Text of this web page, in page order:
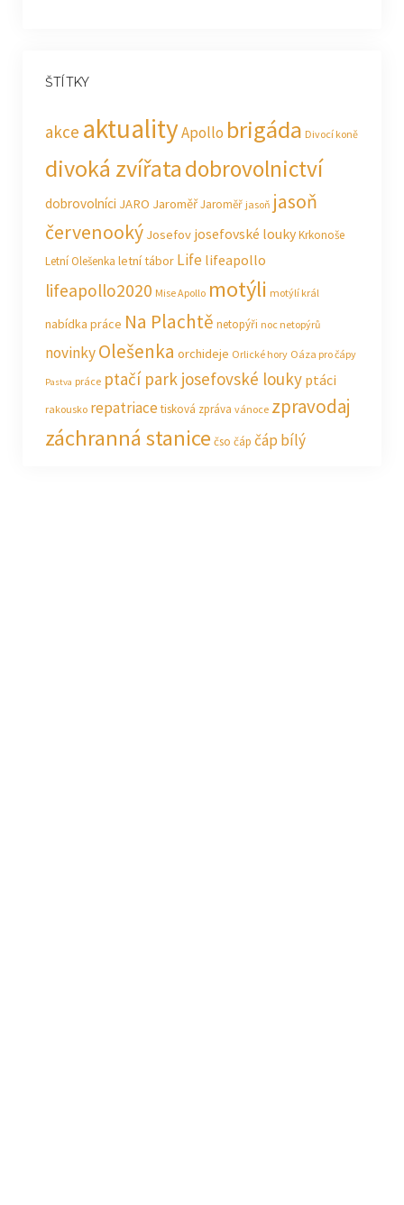
ŠTÍTKY
akce aktualityApollo brigáda Divocí koně
divoká zvířatadobrovolnictví
dobrovolníci JARO JaroměřJaroměř jasoň jasoň
červenooký Josefov josefovské loukyKrkonoše
Letní Olešenka letní tábor Life lifeapollo
lifeapollo2020 Mise Apollo motýli motýlí král
nabídka práce Na Plachtě netopýři noc netopýrů
novinkyOlešenka orchideje Orlické hory Oáza pro čápy
Pastva práce ptačí park josefovské louky ptáci
rakousko repatriacetisková zpráva vánoce zpravodaj
záchranná stanice čso čáp čáp bílý